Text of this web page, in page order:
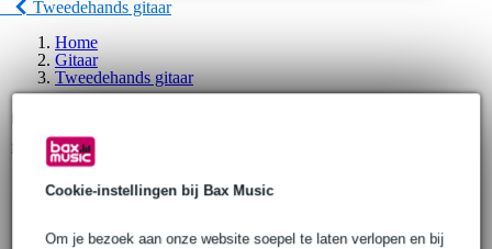
Cookie-instellingen bij Bax Music
Om je bezoek aan onze website soepel te laten verlopen en bij
Tweedehands gitaar
Home
Gitaar
Tweedehands gitaar
Cordoba Tweedehands gitaar
Er is product gevonden.